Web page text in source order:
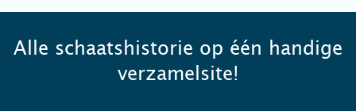
Alle schaatshistorie op één handige
verzamelsite!